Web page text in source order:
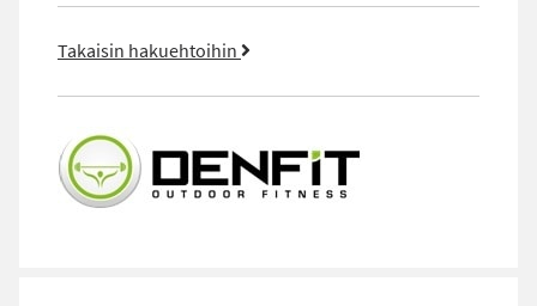
Takaisin hakuehtoihin